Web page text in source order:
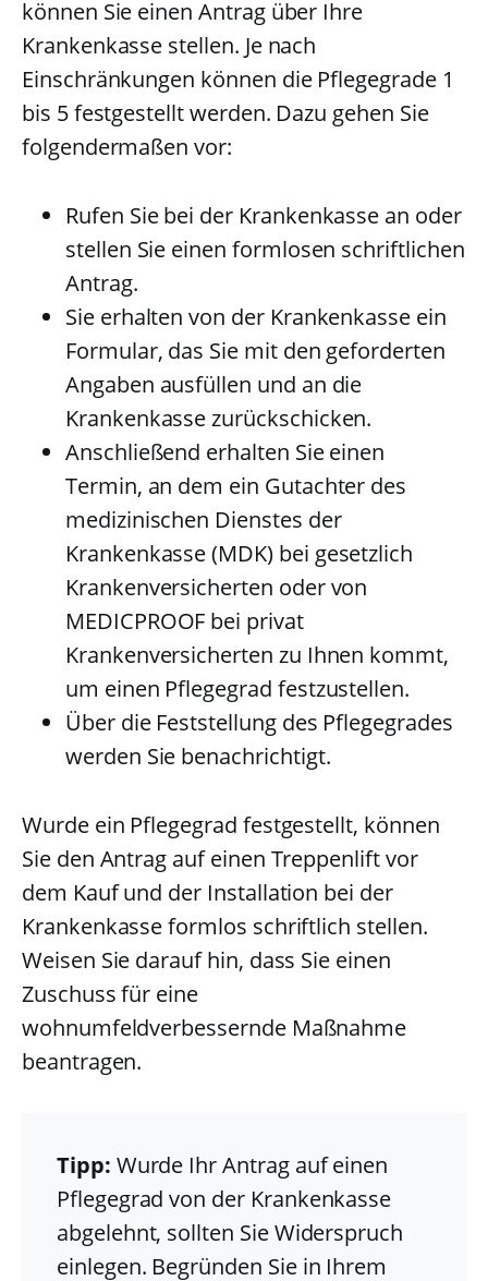
können Sie einen Antrag über Ihre
Krankenkasse stellen. Je nach
Einschränkungen können die Pflegegrade 1
bis 5 festgestellt werden. Dazu gehen Sie
folgendermaßen vor:
Rufen Sie bei der Krankenkasse an oder
stellen Sie einen formlosen schriftlichen
Antrag.
Sie erhalten von der Krankenkasse ein
Formular, das Sie mit den geforderten
Angaben ausfüllen und an die
Krankenkasse zurückschicken.
Anschließend erhalten Sie einen
Termin, an dem ein Gutachter des
medizinischen Dienstes der
Krankenkasse (MDK) bei gesetzlich
Krankenversicherten oder von
MEDICPROOF bei privat
Krankenversicherten zu Ihnen kommt,
um einen Pflegegrad festzustellen.
Über die Feststellung des Pflegegrades
werden Sie benachrichtigt.
Wurde ein Pflegegrad festgestellt, können
Sie den Antrag auf einen Treppenlift vor
dem Kauf und der Installation bei der
Krankenkasse formlos schriftlich stellen.
Weisen Sie darauf hin, dass Sie einen
Zuschuss für eine
wohnumfeldverbessernde Maßnahme
beantragen.
Tipp: Wurde Ihr Antrag auf einen
Pflegegrad von der Krankenkasse
abgelehnt, sollten Sie Widerspruch
einlegen. Begründen Sie in Ihrem